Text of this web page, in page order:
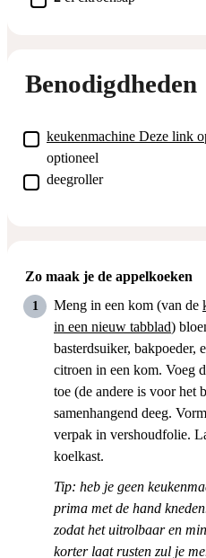
Benodigdheden
▢
keukenmachine Deze link
optioneel
▢
deegroller
Zo maak je de appelkoeken
Meng in een kom (van de
in een nieuw tabblad)
basterdsuiker, bakpoeder,
citroen in een kom. Voeg
toe (de andere is voor het
samenhangend deeg.
verpak in vershoudfolie.
koelkast.
Tip: heb je geen keukenmachine? Je kunt het deeg ook
prima met de hand
zodat het uitrolbaar en
korter laat rusten zul je